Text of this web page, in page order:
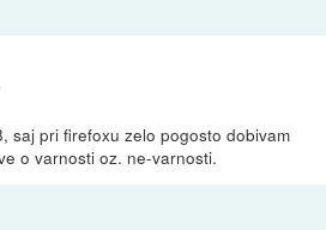
saj pri firefoxu zelo pogosto dobivam
o varnosti oz. ne-varnosti.